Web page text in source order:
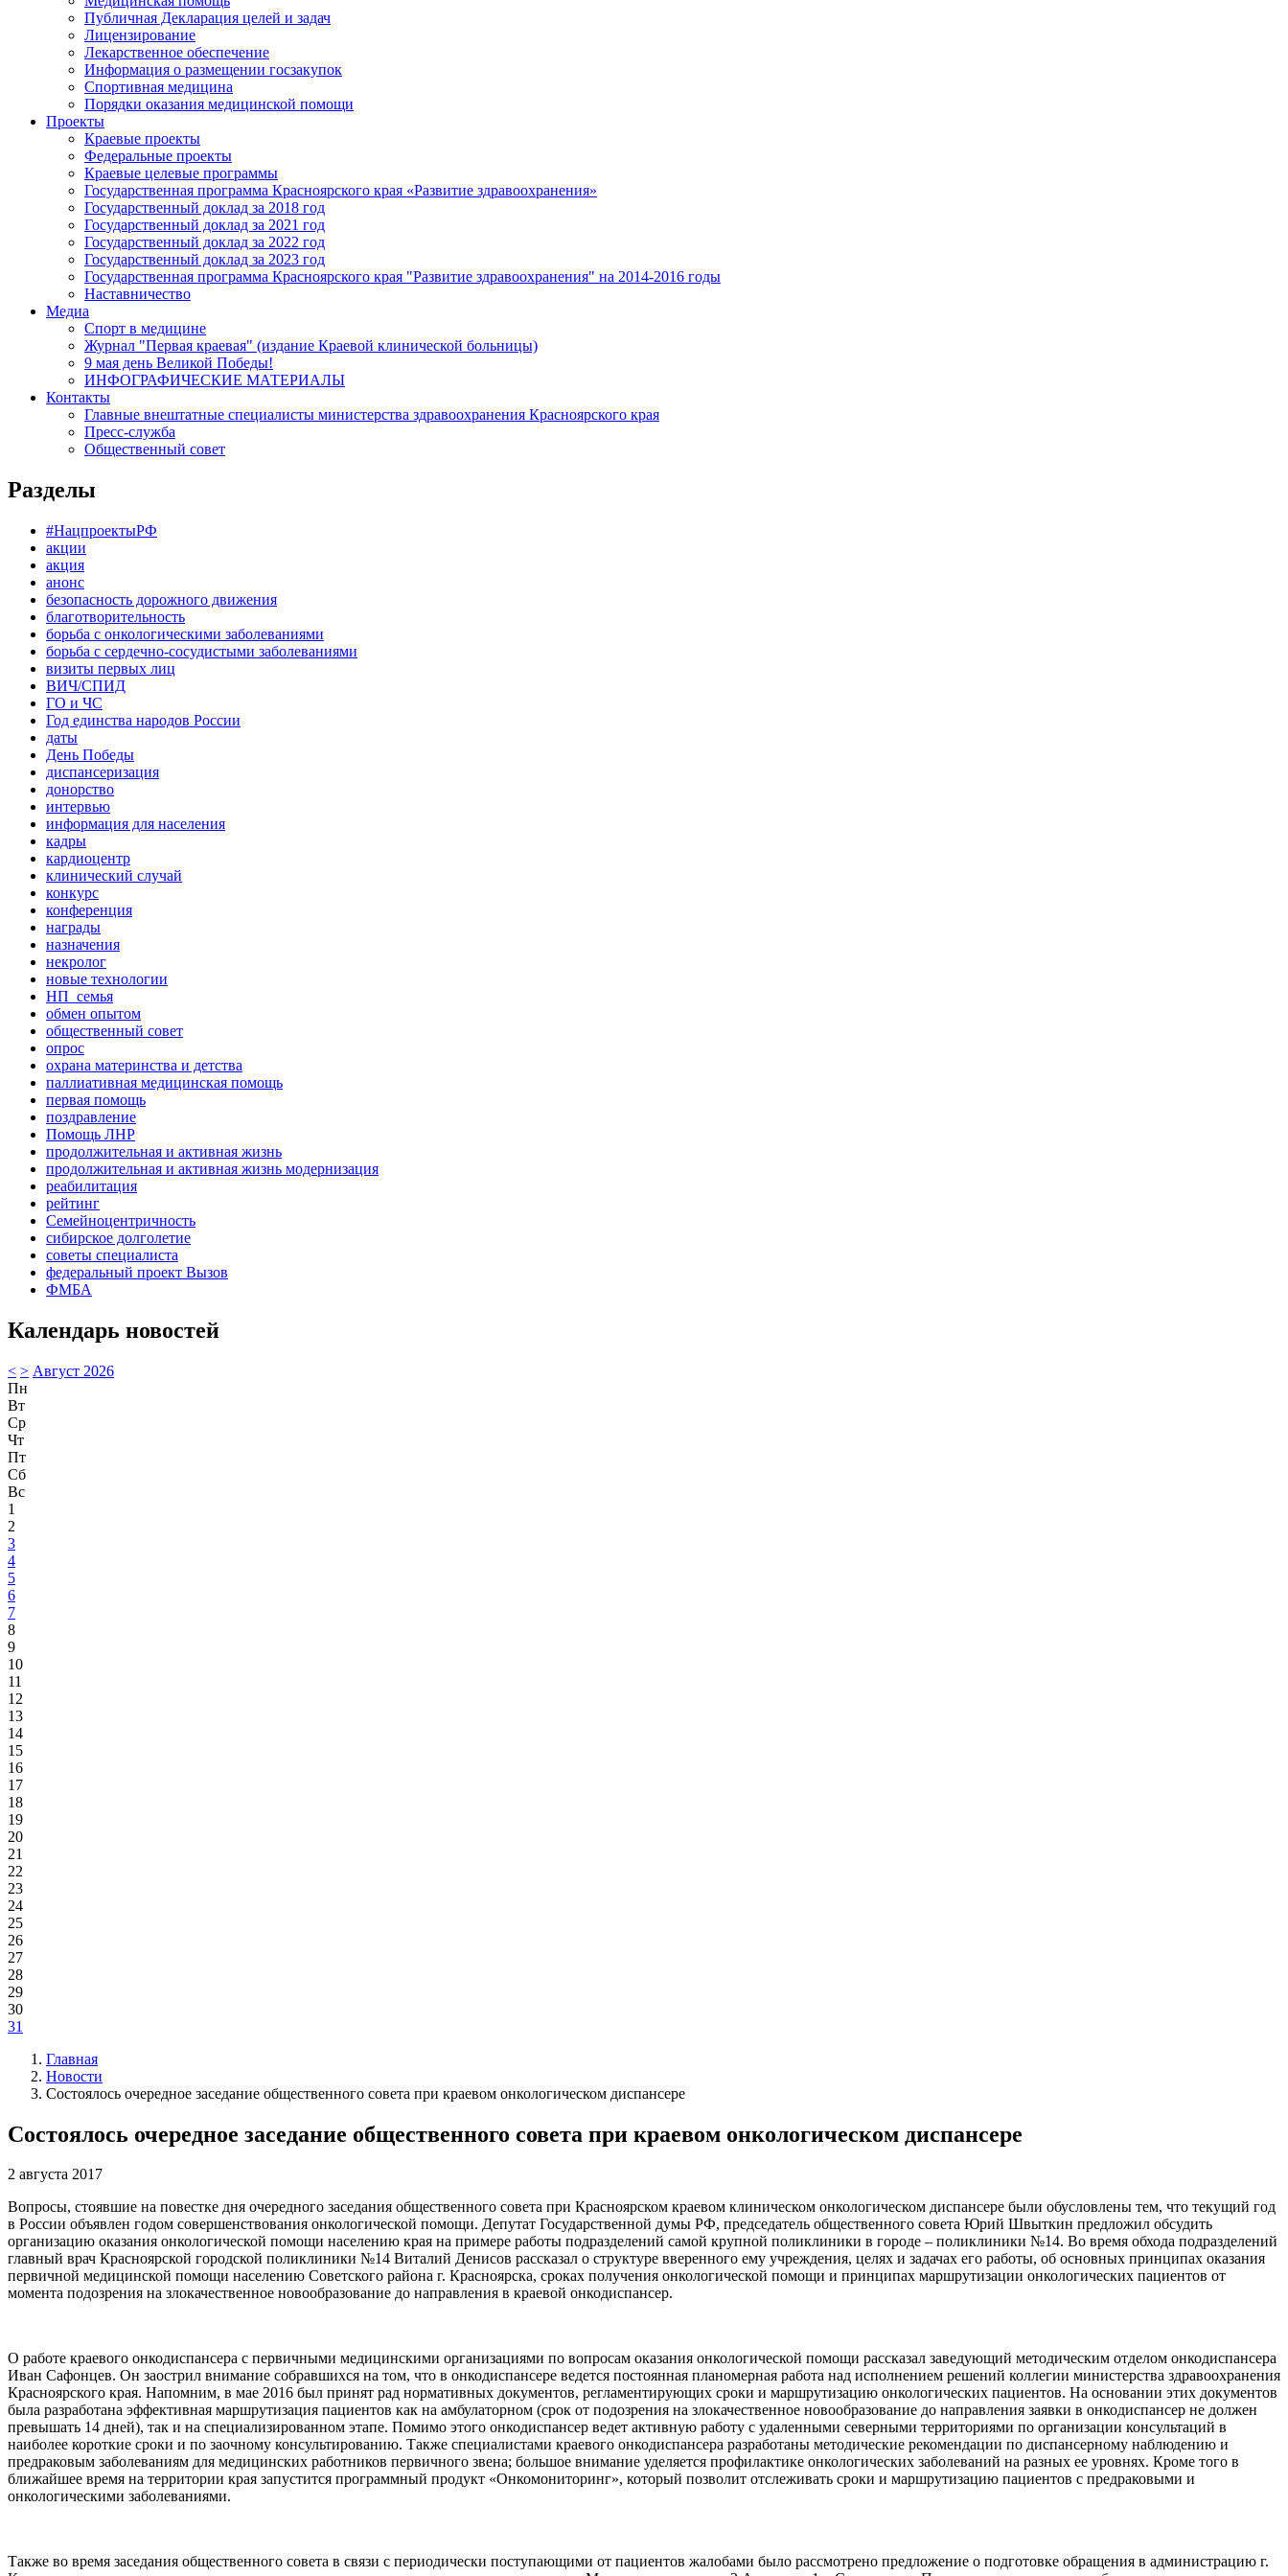
Публичная Декларация целей и задач
Лицензирование
Лекарственное обеспечение
Информация о размещении госзакупок
Спортивная медицина
Порядки оказания медицинской помощи
Проекты
Краевые проекты
Федеральные проекты
Краевые целевые программы
Государственная программа Красноярского края «Развитие здравоохранения»
Государственный доклад за 2018 год
Государственный доклад за 2021 год
Государственный доклад за 2022 год
Государственный доклад за 2023 год
Государственная программа Красноярского края "Развитие здравоохранения" на 2014-2016 годы
Наставничество
Медиа
Спорт в медицине
Журнал "Первая краевая" (издание Краевой клинической больницы)
9 мая день Великой Победы!
ИНФОГРАФИЧЕСКИЕ МАТЕРИАЛЫ
Контакты
Главные внештатные специалисты министерства здравоохранения Красноярского края
Пресс-служба
Общественный совет
Разделы
#НацпроектыРФ
акции
акция
анонс
безопасность дорожного движения
благотворительность
борьба с онкологическими заболеваниями
борьба с сердечно-сосудистыми заболеваниями
визиты первых лиц
ВИЧ/СПИД
ГО и ЧС
Год единства народов России
даты
День Победы
диспансеризация
донорство
интервью
информация для населения
кадры
кардиоцентр
клинический случай
конкурс
конференция
награды
назначения
некролог
новые технологии
НП_семья
обмен опытом
общественный совет
опрос
охрана материнства и детства
паллиативная медицинская помощь
первая помощь
поздравление
Помощь ЛНР
продолжительная и активная жизнь
продолжительная и активная жизнь модернизация
реабилитация
рейтинг
Семейноцентричность
сибирское долголетие
советы специалиста
федеральный проект Вызов
ФМБА
Календарь новостей
< > Август 2026
Пн
Вт
Ср
Чт
Пт
Сб
Вс
1
2
3
4
5
6
7
8
9
10
11
12
13
14
15
16
17
18
19
20
21
22
23
24
25
26
27
28
29
30
31
Главная
Новости
Состоялось очередное заседание общественного совета при краевом онкологическом диспансере
Состоялось очередное заседание общественного совета при краевом онкологическом диспансере
2 августа 2017
Вопросы, стоявшие на повестке дня очередного заседания общественного совета при Красноярском краевом клиническом онкологическом диспансере были обусловлены тем, что текущий год
в России объявлен годом совершенствования онкологической помощи. Депутат Государственной думы РФ, председатель общественного совета Юрий Швыткин предложил обсудить
организацию оказания онкологической помощи населению края на примере работы подразделений самой крупной поликлиники в городе – поликлиники №14. Во время обхода подразделений
главный врач Красноярской городской поликлиники №14 Виталий Денисов рассказал о структуре вверенного ему учреждения, целях и задачах его работы, об основных принципах оказания
первичной медицинской помощи населению Советского района г. Красноярска, сроках получения онкологической помощи и принципах маршрутизации онкологических пациентов от
момента подозрения на злокачественное новообразование до направления в краевой онкодиспансер.
О работе краевого онкодиспансера с первичными медицинскими организациями по вопросам оказания онкологической помощи рассказал заведующий методическим отделом онкодиспансера
Иван Сафонцев. Он заострил внимание собравшихся на том, что в онкодиспансере ведется постоянная планомерная работа над исполнением решений коллегии министерства здравоохранения
Красноярского края. Напомним, в мае 2016 был принят рад нормативных документов, регламентирующих сроки и маршрутизацию онкологических пациентов. На основании этих документов
была разработана эффективная маршрутизация пациентов как на амбулаторном (срок от подозрения на злокачественное новообразование до направления заявки в онкодиспансер не должен
превышать 14 дней), так и на специализированном этапе. Помимо этого онкодиспансер ведет активную работу с удаленными северными территориями по организации консультаций в
наиболее короткие сроки и по заочному консультированию. Также специалистами краевого онкодиспансера разработаны методические рекомендации по диспансерному наблюдению и
предраковым заболеваниям для медицинских работников первичного звена; большое внимание уделяется профилактике онкологических заболеваний на разных ее уровнях. Кроме того в
ближайшее время на территории края запустится программный продукт «Онкомониторинг», который позволит отслеживать сроки и маршрутизацию пациентов с предраковыми и
онкологическими заболеваниями.
Также во время заседания общественного совета в связи с периодически поступающими от пациентов жалобами было рассмотрено предложение о подготовке обращения в администрацию г.